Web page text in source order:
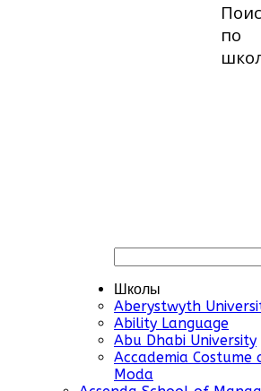
по
Школы
Aberystwyth
Ability Language
Abu Dhabi University
Accademia Costume
Moda